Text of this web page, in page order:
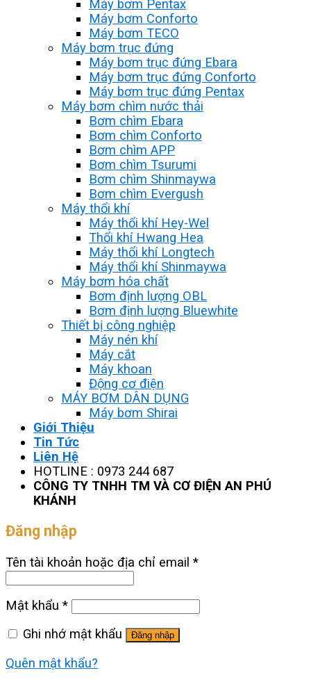
Máy bơm Pentax
Máy bơm Conforto
Máy bơm TECO
Máy bơm trục đứng
Máy bơm trục đứng Ebara
Máy bơm trục đứng Conforto
Máy bơm trục đứng Pentax
Máy bơm chìm nước thải
Bơm chìm Ebara
Bơm chìm Conforto
Bơm chìm APP
Bơm chìm Tsurumi
Bơm chìm Shinmaywa
Bơm chìm Evergush
Máy thổi khí
Máy thổi khí Hey-Wel
Thổi khí Hwang Hea
Máy thổi khí Longtech
Máy thổi khí Shinmaywa
Máy bơm hóa chất
Bơm định lượng OBL
Bơm định lượng Bluewhite
Thiết bị công nghiệp
Máy nén khí
Máy cắt
Máy khoan
Động cơ điện
MÁY BƠM DÂN DỤNG
Máy bơm Shirai
Giới Thiệu
Tin Tức
Liên Hệ
HOTLINE : 0973 244 687
CÔNG TY TNHH TM VÀ CƠ ĐIỆN AN PHÚ
KHÁNH
Đăng nhập
Tên tài khoản hoặc địa chỉ email *
Mật khẩu *
Ghi nhớ mật khẩu
Đăng nhập
Quên mật khẩu?